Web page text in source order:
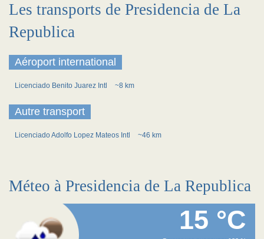
Les transports de Presidencia de La
Republica
Aéroport international
Licenciado Benito Juarez Intl ~8 km
Autre transport
Licenciado Adolfo Lopez Mateos Intl ~46 km
Méteo à Presidencia de La Republica
15 °C